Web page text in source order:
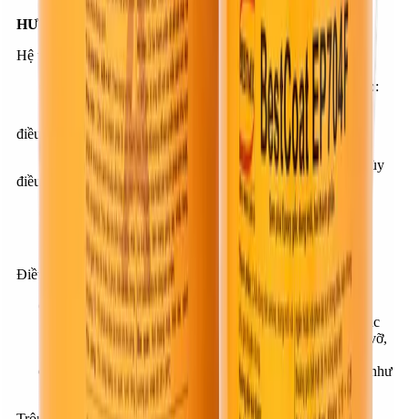
HƯỚNG DẪN THI CÔNG:
Hệ thống phủ:
Đối với bề mặt bê tông, vữa tô, đá tự nhiên, đá nhân tạo:
- 01 Lớp BestPrimer EP701: 0.10-0.25 kg/m2 /lớp (Tùy
điều kiện bề mặt).
- 02 lớp phủ BestCoat EP704F: 0.15-0.20 kg/m2 /lớp (Tùy
điều kiện bề mặt).
Đối với bề mặt kim loại:
- 02 lớp phủ BestCoat EP704: 0.15 kg/m2 /lớp.
Điều kiện bề mặt:
Nếu bề mặt là bê tông thì cường độ nén:≥ 20 MPa,
cường độ kéo: ≥ 1.5 MPa Bề mặt phải bằng phẳng, đặc
chắc, khô ráo (độ ẩm tối đa là 4%), các tạp chất, mảnh vỡ,
bụi bẩn phải được vệ sinh đúng yêu cầu.
Bề mặt kim loại: phải sạch rỉ sét, dầu mỡ hoặc tạp chất như
bụi, nước…